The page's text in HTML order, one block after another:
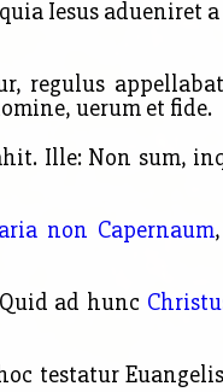
Iesus adueniret
regulus
uerum et fide.
Ille: Non sum,
non Capernaum
ad hunc
testatur